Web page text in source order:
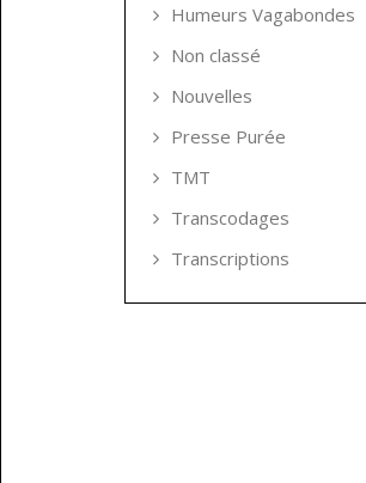
Humeurs Vagabondes
Non classé
Nouvelles
Presse Purée
TMT
Transcodages
Transcriptions